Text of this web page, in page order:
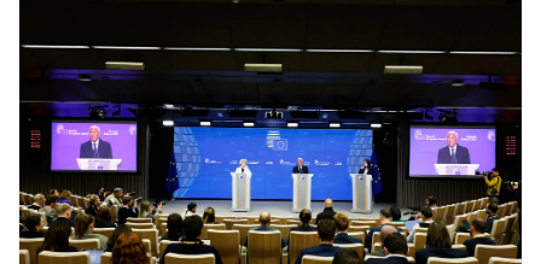
Tư vấn
Chuyên mục khác
Emagazine Podcast
Photo Infographic